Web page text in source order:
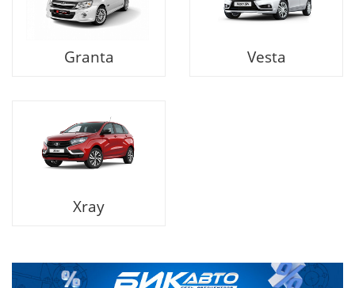
Granta Vesta
Xray